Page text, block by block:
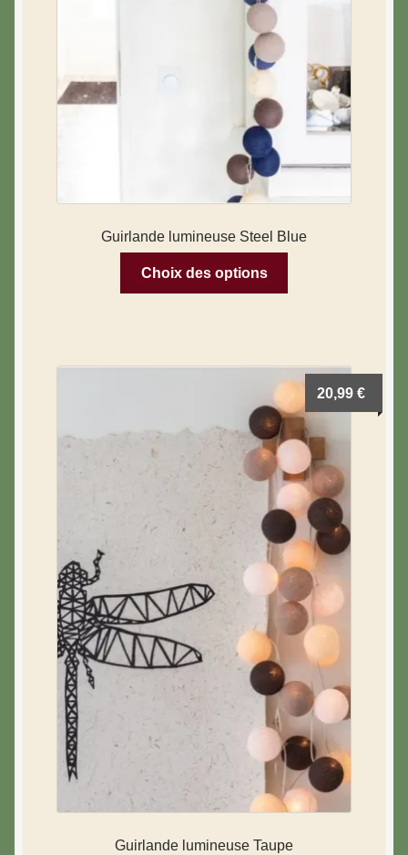
Guirlande lumineuse Steel Blue
Choix des options
Guirlande lumineuse Taupe
20,99€